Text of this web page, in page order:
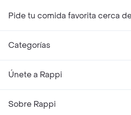
Pide tu comida favorita cerca
Categorías
Únete a Rappi
Sobre Rappi